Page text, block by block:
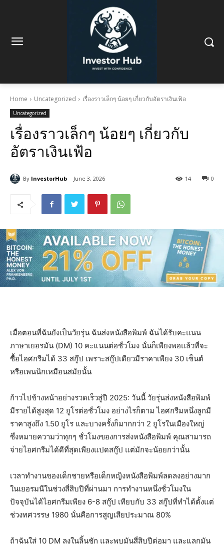
Home Uncategorized เรื่องราวเล็กๆ น้อยๆ เกี่ยวกับอัตราเงินเฟ้อ
Uncategorized
เรื่องราวเล็กๆ น้อยๆ เกี่ยวกับ
อัตราเงินเฟ้อ
By InvestorHub June 3, 2026 0
14
เมื่อตอนที่ฉันยังเป็นวัยรุ่น ฉันส่งหนังสือพิมพ์ ฉันได้รับคะแนน
ภาษาเยอรมัน (DM) 10 คะแนนต่อชั่วโมง นั่นก็เพียงพอแล้วที่จะ
ซื้อไอศกรีมได้ 33 สกู๊ป เพราะสกู๊ปเดียวมีราคาเพียง 30 เซ็นต์
หรือเพนนิกเหมือนสมัยนั้น
ก้าวไปข้างหน้าอย่างรวดเร็วสู่ปี 2025: วันนี้ วัยรุ่นส่งหนังสือพิมพ์
มีรายได้สูงสุด 12 ยูโรต่อชั่วโมง อย่างไรก็ตาม ไอศกรีมหนึ่งลูกมี
ราคาสูงถึง 1.50 ยูโร และบางครั้งก็มากกว่า 2 ยูโรในเมืองใหญ่
ซึ่งหมายความว่าทุกๆ ชั่วโมงของการส่งหนังสือพิมพ์ คุณสามารถ
จ่ายไอศกรีมได้ดีที่สุดเพียงแปดสกู๊ป แต่มักจะน้อยกว่านั้น
เวลาทำงานของเด็กชายหรือเด็กหญิงหนังสือพิมพ์ลดลงอย่างมาก
ในเยอรมนีในช่วงสี่สิบปีที่ผ่านมา การทำงานหนึ่งชั่วโมงใน
ปัจจุบันได้ไอศกรีมเพียง 6-8 สกู๊ป เทียบกับ 33 สกู๊ปที่ทำได้ตั้งแต่
ช่วงทศวรรษ 1980 นั่นคือการสูญเสียประมาณ 80%
ถ้าฉันใส่ 10 DM ลงในลิ้นชัก และพบมันสี่สิบปีต่อมา และแลกมัน